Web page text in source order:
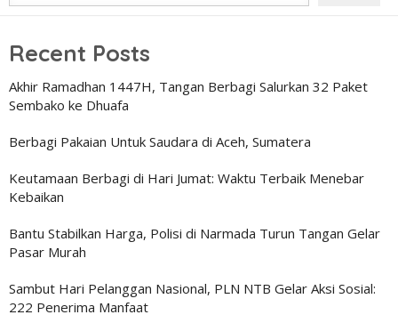
Recent Posts
Akhir Ramadhan 1447H, Tangan Berbagi Salurkan 32 Paket
Sembako ke Dhuafa
Berbagi Pakaian Untuk Saudara di Aceh, Sumatera
Keutamaan Berbagi di Hari Jumat: Waktu Terbaik Menebar
Kebaikan
Bantu Stabilkan Harga, Polisi di Narmada Turun Tangan Gelar
Pasar Murah
Sambut Hari Pelanggan Nasional, PLN NTB Gelar Aksi Sosial:
222 Penerima Manfaat